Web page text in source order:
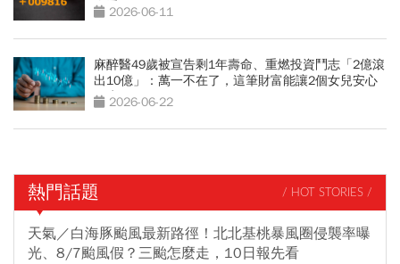
次看2026-06-11
麻醉醫49歲被宣告剩1年壽命、重燃投資鬥志「2億滾
出10億」：萬一不在了，這筆財富能讓2個女兒安心
一生2026-06-22
熱門話題 / HOT STORIES /
天氣／白海豚颱風最新路徑！北北基桃暴風圈侵襲率曝
光、8/7颱風假？三颱怎麼走，10日報先看